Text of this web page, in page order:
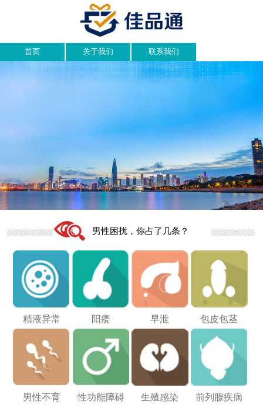
首页 关于我们 联系我们
男性困扰，你占了几条？
精液异常 阳痿 早泄 包皮包茎
男性不育 性功能障碍 生殖感染 前列腺疾病